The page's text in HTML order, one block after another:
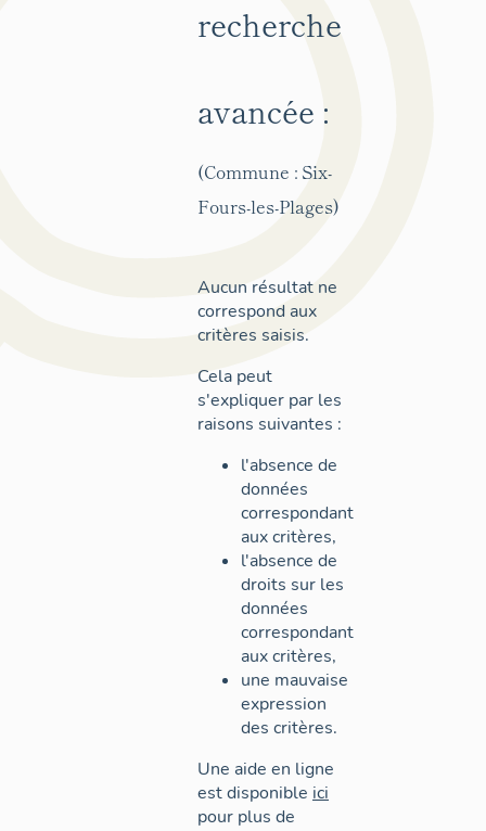
recherche
avancée :
(Commune : Six-
Fours-les-Plages)
Aucun résultat ne
correspond aux
critères saisis.
Cela peut
s'expliquer par les
raisons suivantes :
l'absence de
données
correspondant
aux critères,
l'absence de
droits sur les
données
correspondant
aux critères,
une mauvaise
expression
des critères.
Une aide en ligne
est disponible ici
pour plus de